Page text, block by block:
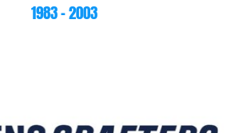
1983 – 2003